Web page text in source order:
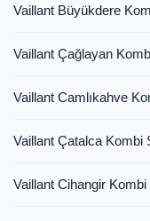
Vaillant Büyükdere
Vaillant Çağlayan
Vaillant Camlıkahve
Vaillant Çatalca Kombi
Vaillant Cihangir